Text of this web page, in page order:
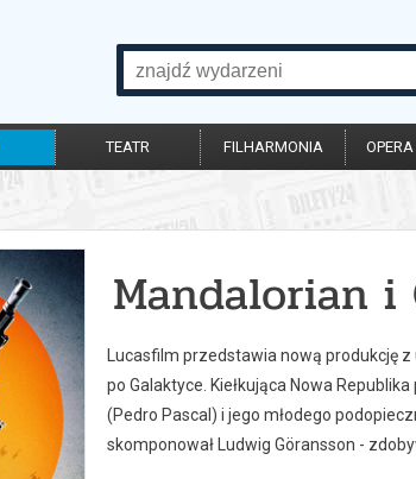
TEATR FILHARMONIA
Mandalorian i
Lucasfilm przedstawia nową produkcję
po Galaktyce. Kiełkująca Nowa
(Pedro Pascal) i jego młodego
skomponował Ludwig Göransson -